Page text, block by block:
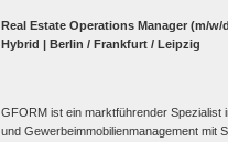
Real Estate Operations Manager (m/w/
Hybrid | Berlin / Frankfurt / Leipzig
GFORM ist ein marktführender Spezialist
und Gewerbeimmobilienmanagement mit